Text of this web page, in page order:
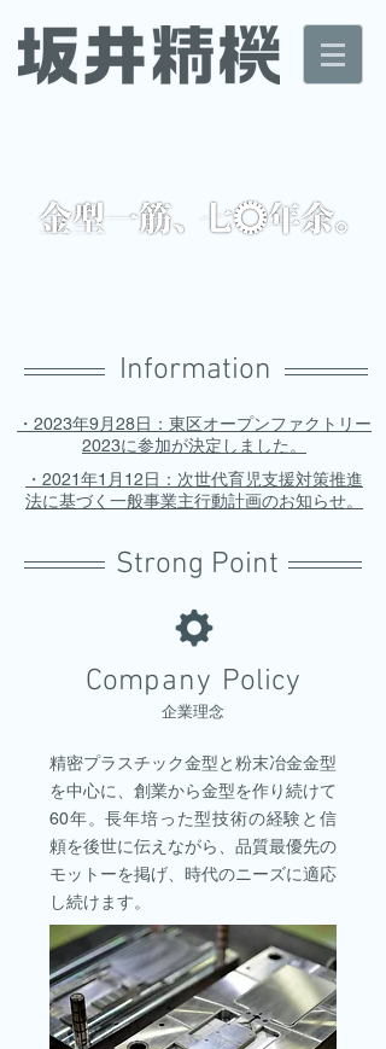
Information
・2023年9月28日：東区オープンファクトリー
2023に参加が決定しました。
・2021年1月12日：次世代育児支援対策推進
法に基づく一般事業主行動計画のお知らせ。
Strong Point
Company Policy
企業理念
精密プラスチック金型と粉末冶金金型
を中心に、創業から金型を作り続けて
60年。長年培った型技術の経験と信
頼を後世に伝えながら、品質最優先の
モットーを掲げ、時代のニーズに適応
し続けます。